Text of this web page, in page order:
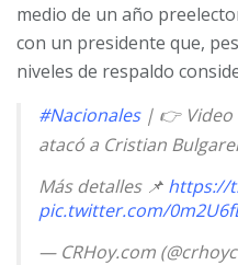
medio de un año
con un presidente que,
niveles de respaldo
#Nacionales| 👉 Video
atacó a Cristian
Más detalles 📌 https://
pic.twitter.com/
— CRHoy.com